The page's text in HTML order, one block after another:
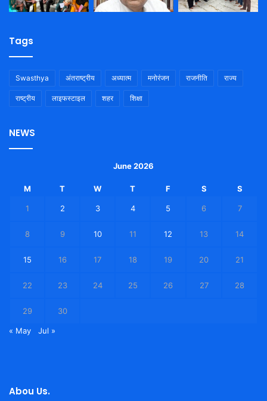
Tags
Swasthya अंतराष्ट्रीय अध्यात्म मनोरंजन राजनीति राज्य
राष्ट्रीय लाइफस्टाइल शहर शिक्षा
NEWS
June 2026
M T W T F S S
1 2 3 4 5 6 7
8 9 10 11 12 13 14
15 16 17 18 19 20 21
22 23 24 25 26 27 28
29 30
« May Jul »
Abou Us.